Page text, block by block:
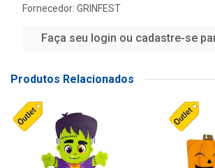
Fornecedor: GRINFEST
Faça seu login ou cadastre-se
Produtos Relacionados